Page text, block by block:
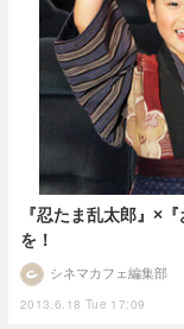
『忍たま乱太郎』×
を！
2013.6.18 Tue 17:09
シネマカフェ編集部